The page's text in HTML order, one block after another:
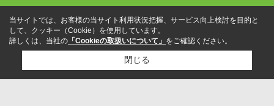
当サイトでは、お客様の当サイト利用状況把握、サービス向上検討を目的と
して、クッキー（Cookie）を使用しています。
詳しくは、当社の 「Cookieの取扱いについて」 をご確認ください。
閉じる